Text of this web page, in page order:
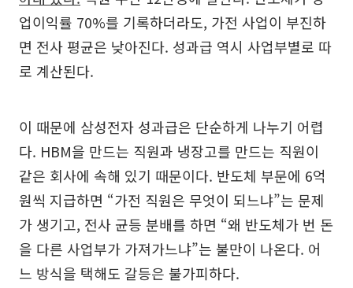
업이익률 70%를 기록하더라도, 가전 사업이 부진하
면 전사 평균은 낮아진다. 성과급 역시 사업부별로 따
로 계산된다.
이 때문에 삼성전자 성과급은 단순하게 나누기 어렵
다. HBM을 만드는 직원과 냉장고를 만드는 직원이
같은 회사에 속해 있기 때문이다. 반도체 부문에 6억
원씩 지급하면 “가전 직원은 무엇이 되느냐”는 문제
가 생기고, 전사 균등 분배를 하면 “왜 반도체가 번 돈
을 다른 사업부가 가져가느냐”는 불만이 나온다. 어
느 방식을 택해도 갈등은 불가피하다.